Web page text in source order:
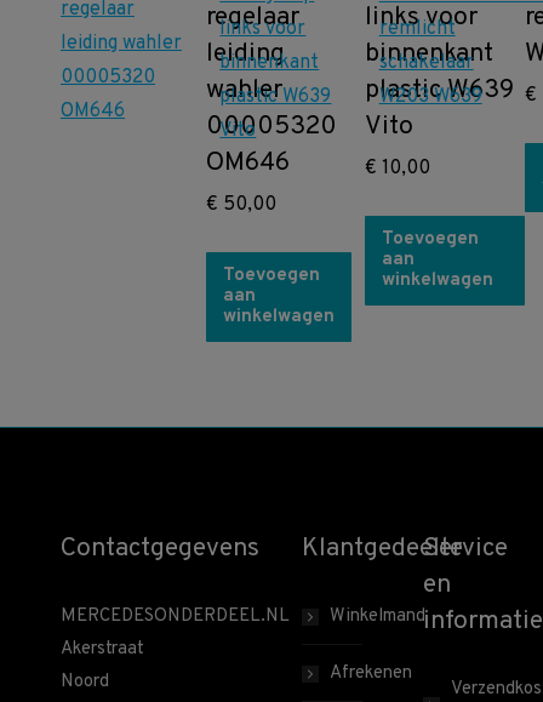
regelaar
leiding
wahler
00005320
OM646
€ 50,00
Toevoegen
aan
winkelwagen
links voor
binnenkant
plastic W639
Vito
€ 10,00
Toevoegen
aan
winkelwagen
€
Contactgegevens
MERCEDESONDERDEEL.NL
Akerstraat
Noord
Klantgedeelte
Winkelmand
Afrekenen
Service
en
informatie